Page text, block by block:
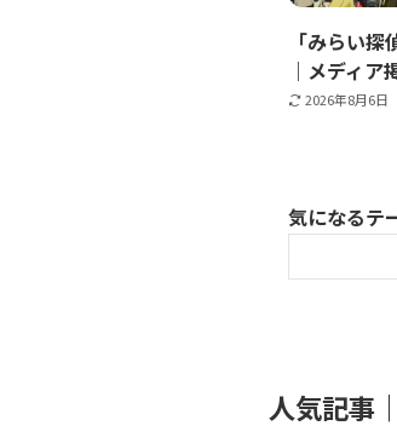
「みらい
｜メディア
2026年8月6日
気になるテ
人気記事